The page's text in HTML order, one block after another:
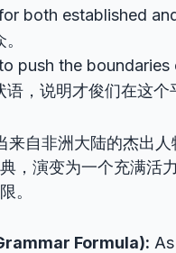
both established
push the
语，说明才俊们在这个
来自非洲大陆的杰出
，演变为一个充满活
。
Formula): As